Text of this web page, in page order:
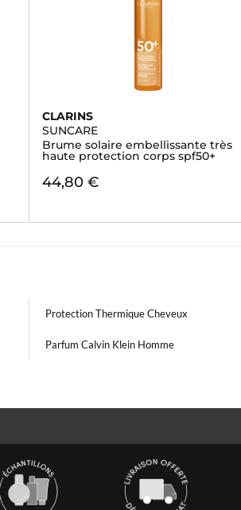
CLARINS
SUNCARE
Brume solaire embellissante très
haute protection corps spf50+
44,80 €
Protection Thermique Cheveux
Parfum Calvin Klein Homme